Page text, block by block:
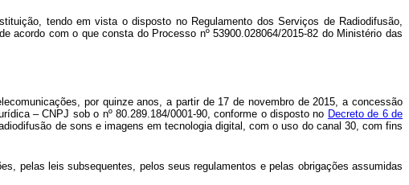
tendo em vista o disposto no Regulamento dos Serviços de Radiodifusão,
acordo com o que consta do Processo nº 53900.028064/2015-82 do Ministério das
por quinze anos, a partir de 17 de novembro de 2015, a concessão
– CNPJ sob o nº 80.289.184/0001-90, conforme o disposto no Decreto de 6 de
de sons e imagens em tecnologia digital, com o uso do canal 30, com fins
pelas leis subsequentes, pelos seus regulamentos e pelas obrigações assumidas